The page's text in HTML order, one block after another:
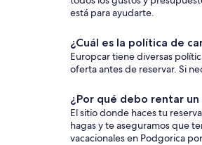
está para ayudarte.
¿Cuál es la política de
Europcar tiene diversas
oferta antes de reservar. Si
¿Por qué debo rentar
El sitio donde haces tu
hagas y te aseguramos que
vacacionales en Podgorica